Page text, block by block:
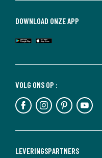
LEVERINGSPARTNERS
VOLG ONS OP :
DOWNLOAD ONZE APP